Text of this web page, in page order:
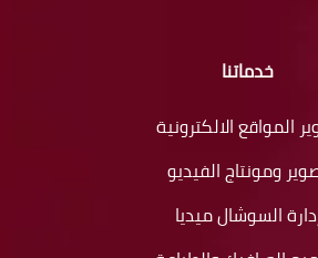
خدماتنا
المواقع الالكترونية
ومونتاج الفيديو
السوشال ميديا